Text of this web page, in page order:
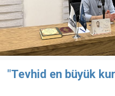
"Tevhid en büyük